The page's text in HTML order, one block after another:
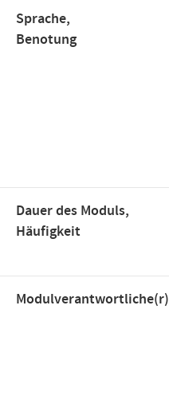
Sprache,
Benotung
Dauer des Moduls,
Häufigkeit
Modulverantwortliche(r)